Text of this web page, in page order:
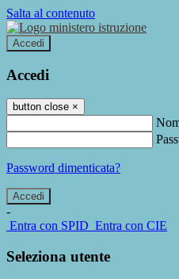
Salta al contenuto
Accedi
Accedi
button close ×
Password dimenticata?
-
Entra con SPID Entra con CIE
Seleziona utente